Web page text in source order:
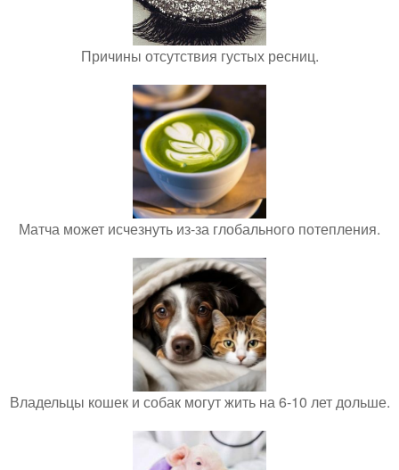
Причины отсутствия густых ресниц.
Матча может исчезнуть из-за глобального потепления.
Владельцы кошек и собак могут жить на 6-10 лет дольше.